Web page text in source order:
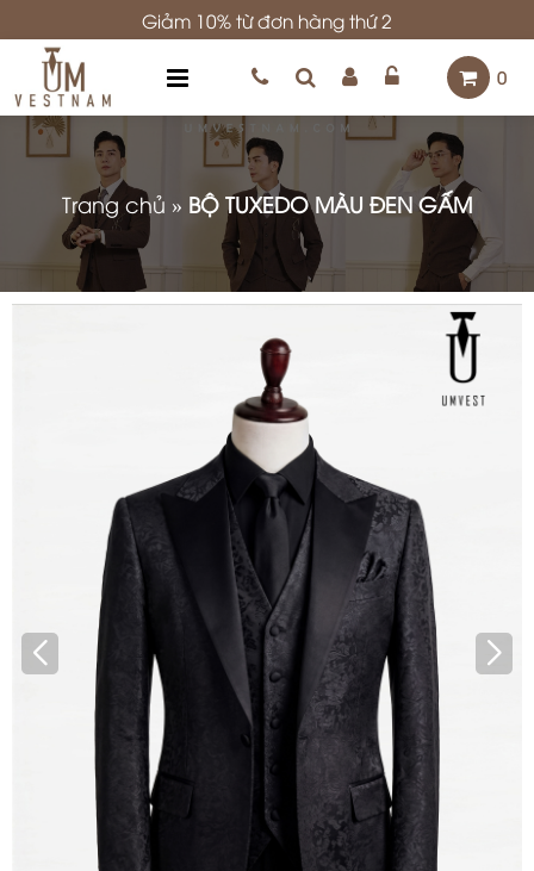
Giảm 10% từ đơn hàng thứ 2
0
Trang chủ » BỘ TUXEDO MÀU ĐEN GẤM